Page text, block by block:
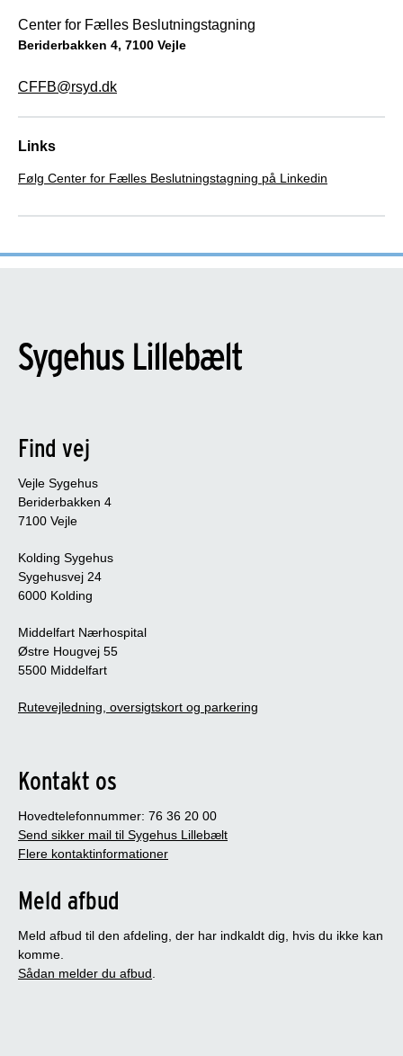
Links
Følg Center for Fælles Beslutningstagning på Linkedin
Center for Fælles Beslutningstagning
Beriderbakken 4, 7100 Vejle
CFFB@rsyd.dk
Find vej
Vejle Sygehus
Beriderbakken 4
7100 Vejle
Kolding Sygehus
Sygehusvej 24
6000 Kolding
Middelfart Nærhospital
Østre Hougvej 55
5500 Middelfart
Rutevejledning, oversigtskort og parkering
Kontakt os
Hovedtelefonnummer: 76 36 20 00
Send sikker mail til Sygehus Lillebælt
Flere kontaktinformationer
Meld afbud
Meld afbud til den afdeling, der har indkaldt dig, hvis du ikke kan
komme.
Sådan melder du afbud.